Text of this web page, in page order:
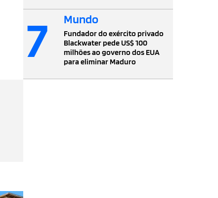
7 Mundo
Fundador do exército privado
Blackwater pede US$ 100
milhões ao governo dos EUA
para eliminar Maduro